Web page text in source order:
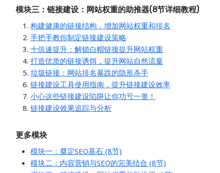
模块三：链接建设：网站权重的助推器(8节详细教程)
构建健康的链接结构，增加网站权重和排名
手把手教你制定链接建设策略
十倍速提升：解锁白帽链接提升网站权重
打造优质的链接诱饵，提升网站自然流量
垃圾链接：网站排名暴跌的隐形杀手
链接建设工具使用指南，提升链接建设效率
小心这些链接建设陷阱让你功亏一篑！
链接建设效果追踪与分析
更多模块
模块一：奠定SEO基石 (8节)
模块二：内容营销与SEO的完美结合 (8节)